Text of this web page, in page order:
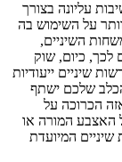
עליונה בצורך
על השימוש בה
השיניים,
לכך, כיום, שוק
שיניים ייעודיות
שלכם ישתף
הכרוכה על
המורה או
המיועדת